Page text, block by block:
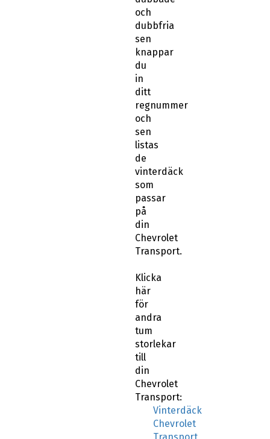
och
dubbfria
sen
knappar
du
in
ditt
regnummer
och
sen
listas
de
vinterdäck
som
passar
på
din
Chevrolet
Transport.
Klicka
här
för
andra
tum
storlekar
till
din
Chevrolet
Transport:
Vinterdäck
Chevrolet
Transport